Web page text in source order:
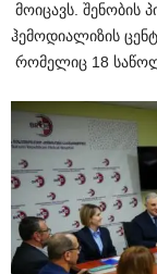
მოიცავს. შენობის
ჰემოდიალიზის
რომელიც 18